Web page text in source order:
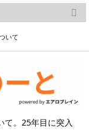
て。25年目に突入

メニュー

検索
いて